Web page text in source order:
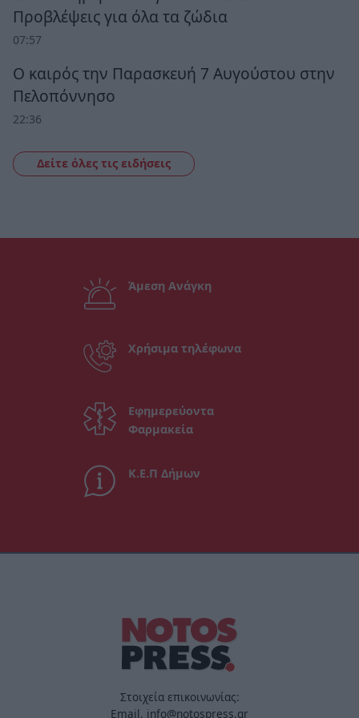
Προβλέψεις για όλα τα ζώδια
07:57
Ο καιρός την Παρασκευή 7 Αυγούστου στην
Πελοπόννησο
22:36
Δείτε όλες τις ειδήσεις
Άμεση Ανάγκη
Χρήσιμα τηλέφωνα
Εφημερεύοντα
Φαρμακεία
Κ.Ε.Π Δήμων
Στοιχεία επικοινωνίας:
Email. info@notospress.gr